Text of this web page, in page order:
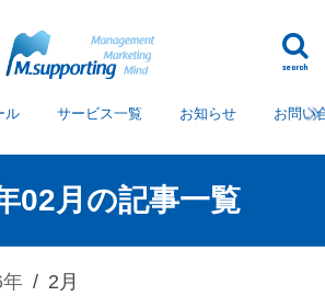
search
ル サービス一覧 お知らせ お問い
02月の記事一覧
2月